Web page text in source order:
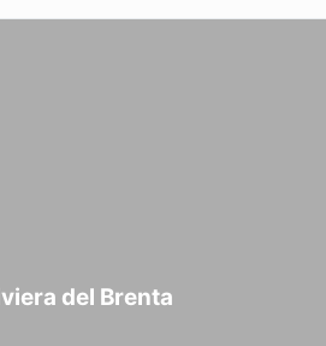
del Brenta